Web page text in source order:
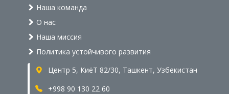
Наша команда
О нас
Наша миссия
Политика устойчивого развития
Центр 5, КиёТ 82/30, Ташкент, Узбекистан
+998 90 130 22 60